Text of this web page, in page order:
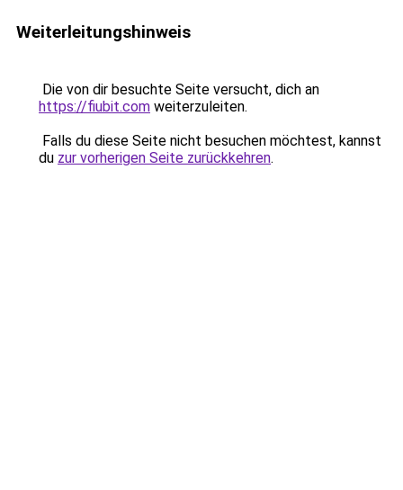
Weiterleitungshinweis
Die von dir besuchte Seite versucht, dich an
https://fiubit.com weiterzuleiten.
Falls du diese Seite nicht besuchen möchtest, kannst
du zur vorherigen Seite zurückkehren.